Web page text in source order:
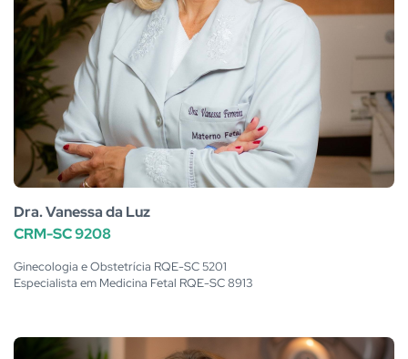
Dra. Vanessa da Luz
CRM-SC 9208
Ginecologia e Obstetrícia RQE-SC 5201
Especialista em Medicina Fetal RQE-SC 8913